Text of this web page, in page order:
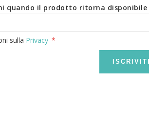
quando il prodotto ritorna disponibile
sulla Privacy
ISCRIVITI